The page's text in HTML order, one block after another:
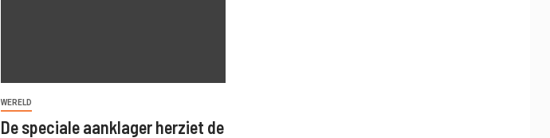
WERELD
De speciale aanklager herziet de